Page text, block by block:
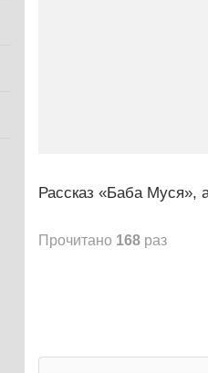
Рассказ «Баба Муся»,
Прочитано 168 раз